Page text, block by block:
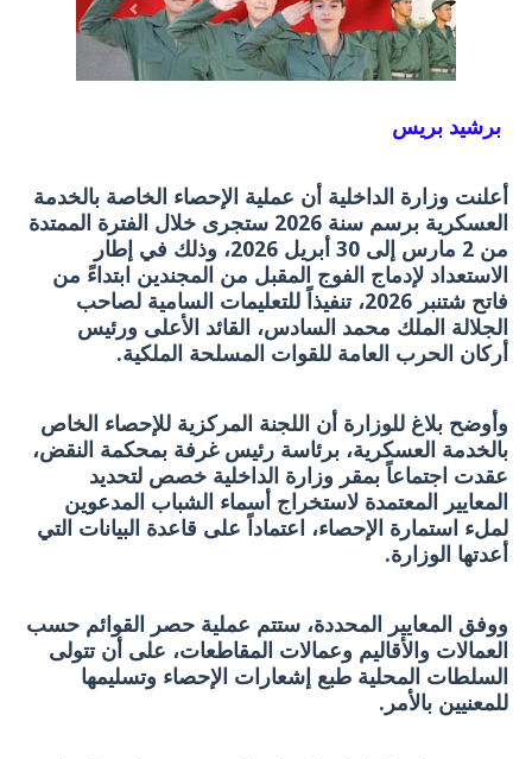
برشيد بريس
أعلنت وزارة الداخلية أن عملية الإحصاء الخاصة بالخدمة
العسكرية برسم سنة 2026 ستجرى خلال الفترة الممتدة
من 2 مارس إلى 30 أبريل 2026، وذلك في إطار
الاستعداد لإدماج الفوج المقبل من المجندين ابتداءً من
فاتح شتنبر 2026، تنفيذاً للتعليمات السامية لصاحب
الجلالة الملك محمد السادس، القائد الأعلى ورئيس
أركان الحرب العامة للقوات المسلحة الملكية.
وأوضح بلاغ للوزارة أن اللجنة المركزية للإحصاء الخاص
بالخدمة العسكرية، برئاسة رئيس غرفة بمحكمة النقض،
عقدت اجتماعاً بمقر وزارة الداخلية خصص لتحديد
المعايير المعتمدة لاستخراج أسماء الشباب المدعوين
لملء استمارة الإحصاء، اعتماداً على قاعدة البيانات التي
أعدتها الوزارة.
ووفق المعايير المحددة، ستتم عملية حصر القوائم حسب
العمالات والأقاليم وعمالات المقاطعات، على أن تتولى
السلطات المحلية طبع إشعارات الإحصاء وتسليمها
للمعنيين بالأمر.